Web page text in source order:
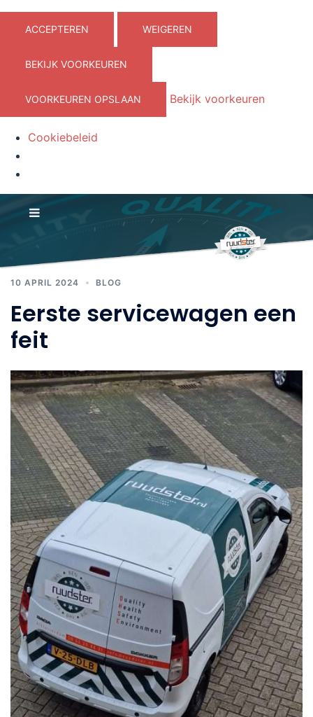
ACCEPTEREN WEIGEREN
BEKIJK VOORKEUREN
VOORKEUREN OPSLAAN Bekijk voorkeuren
Cookiebeleid
Tag: keuringen
10 APRIL 2024 BLOG
Eerste servicewagen een
feit